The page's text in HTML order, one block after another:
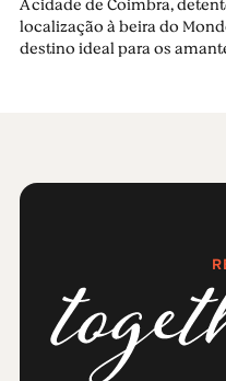
localização à beira do
destino ideal para os